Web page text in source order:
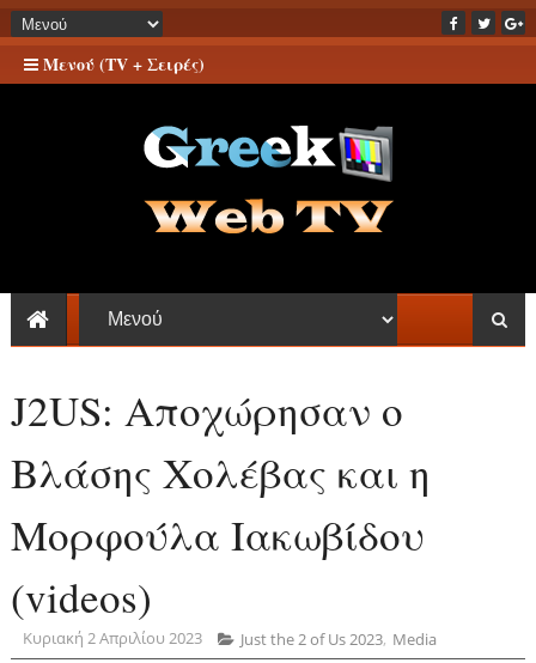
Μενού (TV + Σειρές)
J2US: Αποχώρησαν ο
Βλάσης Χολέβας και η
Μορφούλα Ιακωβίδου
(videos)
Κυριακή 2 Απριλίου 2023 Just the 2 οf Us 2023, Media